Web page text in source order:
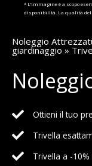
Noleggio
giardinaggio »
Ottieni il tuo
Trivella
Trivella a -
* L’immagine è a scopo
disponibilità. La qualità del